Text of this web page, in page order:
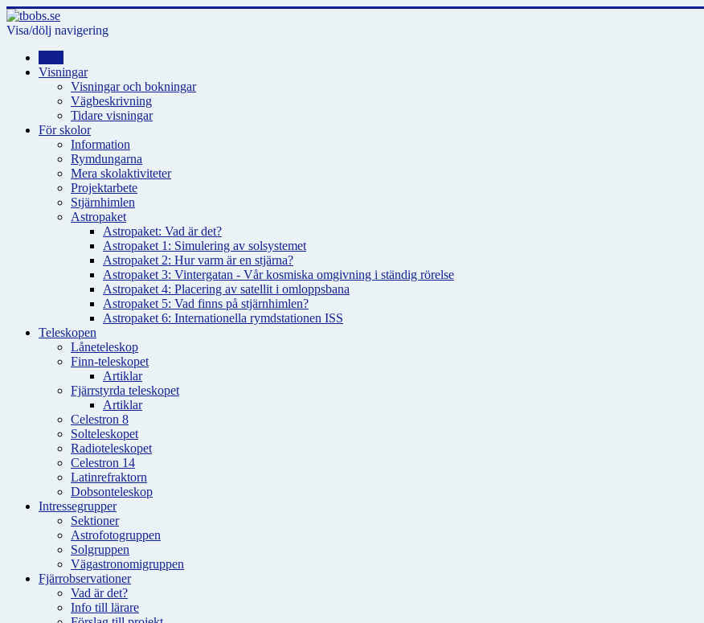
Visa/dölj navigering
Visningar
Visningar och bokningar
Vägbeskrivning
Tidare visningar
För skolor
Information
Rymdungarna
Mera skolaktiviteter
Projektarbete
Stjärnhimlen
Astropaket
Astropaket: Vad är det?
Astropaket 1: Simulering av solsystemet
Astropaket 2: Hur varm är en stjärna?
Astropaket 3: Vintergatan - Vår kosmiska omgivning i ständig rörelse
Astropaket 4: Placering av satellit i omloppsbana
Astropaket 5: Vad finns på stjärnhimlen?
Astropaket 6: Internationella rymdstationen ISS
Teleskopen
Låneteleskop
Finn-teleskopet
Artiklar
Fjärrstyrda teleskopet
Artiklar
Celestron 8
Solteleskopet
Radioteleskopet
Celestron 14
Latinrefraktorn
Dobsonteleskop
Intressegrupper
Sektioner
Astrofotogruppen
Solgruppen
Vägastronomigruppen
Fjärrobservationer
Vad är det?
Info till lärare